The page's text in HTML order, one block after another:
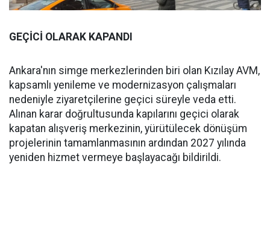
GEÇİCİ OLARAK KAPANDI
Ankara'nın simge merkezlerinden biri olan Kızılay AVM,
kapsamlı yenileme ve modernizasyon çalışmaları
nedeniyle ziyaretçilerine geçici süreyle veda etti.
Alınan karar doğrultusunda kapılarını geçici olarak
kapatan alışveriş merkezinin, yürütülecek dönüşüm
projelerinin tamamlanmasının ardından 2027 yılında
yeniden hizmet vermeye başlayacağı bildirildi.